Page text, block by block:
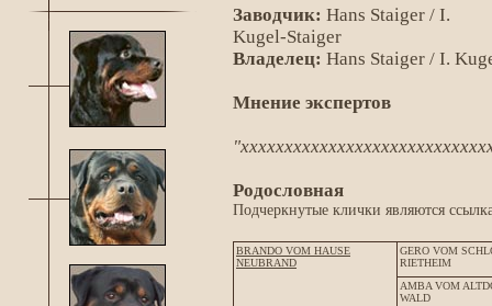
Заводчик: Hans Staiger / I.
Kugel-Staiger
Владелец: Hans Staiger / I.
Мнение экспертов
Родословная
Подчеркнутые клички являются
BRANDO VOM HAUSE
NEUBRAND
GERO VOM
RIETHEIM
AMBA VOM
WALD